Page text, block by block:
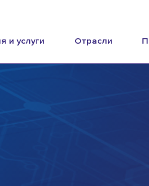
и услуги Отрасли